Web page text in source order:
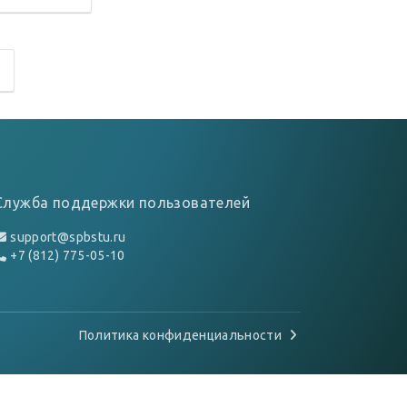
поддержки пользователей
support@spbstu.ru
+7 (812) 775-05-10
Политика конфиденциальности